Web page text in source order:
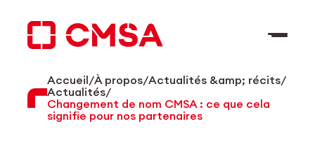
contenu
Rechercher FR
Accueil/À propos/Actualités &amp; récits/
Actualités/
Changement de nom CMSA : ce que cela
signifie pour nos partenaires